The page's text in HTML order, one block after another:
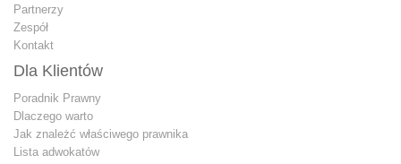
Partnerzy
Zespół
Kontakt
Dla Klientów
Poradnik Prawny
Dlaczego warto
Jak znależć właściwego prawnika
Lista adwokatów